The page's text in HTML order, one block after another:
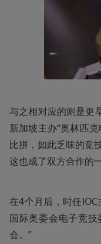
与之相对应的则是更
新加坡主办“奥林匹
比拼，如此乏味的竞
这也成了双方合作的
在4个月后，时任
国际奥委会电子竞
会。”